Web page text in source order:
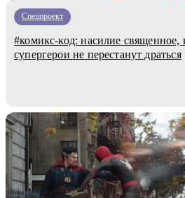
Спецпроект
#комикс-код: насилие священное,
супергерои не перестанут драться